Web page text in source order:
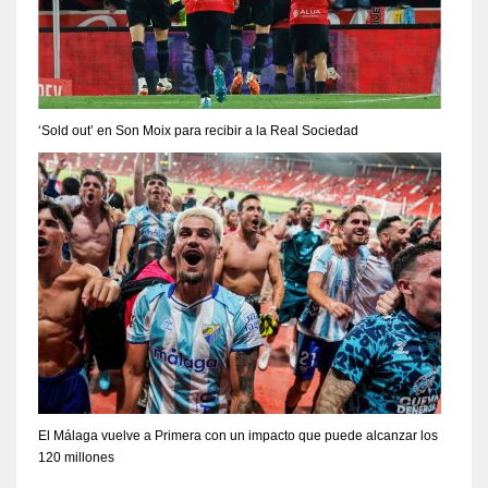
‘Sold out’ en Son Moix para recibir a la Real Sociedad
El Málaga vuelve a Primera con un impacto que puede alcanzar los
120 millones